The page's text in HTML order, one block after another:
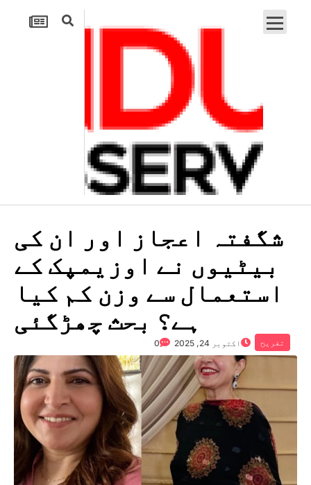
شگفتہ اعجاز اور ان کی
بیٹیوں نے اوزیمپک کے
استعمال سے وزن کم کیا
ہے؟ بحث چھڑگئی
تفریح اکتوبر 24, 2025 0